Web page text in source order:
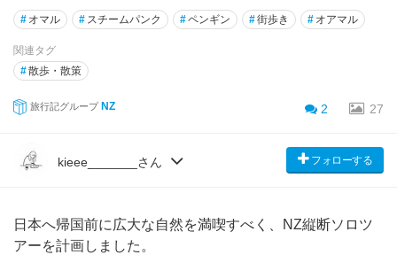
# オマル # スチームパンク #ペンギン #街歩き # オアマル
関連タグ
#散歩・散策
旅行記グループ NZ 2 27
kieee_______さん フォローする
日本へ帰国前に広大な自然を満喫すべく、NZ縦断ソロツ
アーを計画しました。